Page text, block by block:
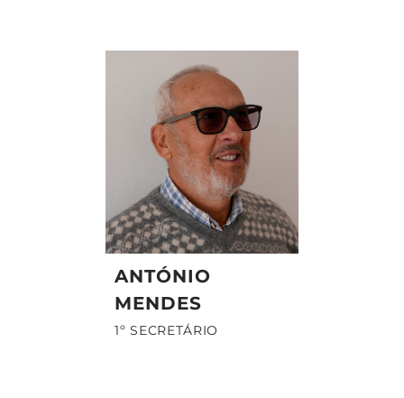
ANTÓNIO
MENDES
1º SECRETÁRIO